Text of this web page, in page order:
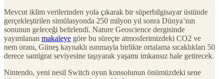
Mevcut iklim verilerinden yola çıkarak bir süperbilgisayar üstünde
gerçekleştirilen simülasyonda 250 milyon yıl sonra Dünya’nın
sonunun geleceği belirlendi. Nature Geoscience dergisinde
yayımlanan makaleye göre bu süreçte atmosferimizdeki CO2 ve
nem oranı, Güneş kaynaklı ısınmayla birlikte ortalama sıcaklıkları 50
derece santigrat seviyesine taşıyarak yaşamı imkansız hale getirecek.
Nintendo, yeni nesil Switch oyun konsolunun önümüzdeki sene